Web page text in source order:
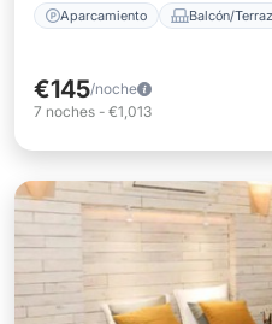
Aparcamiento Balcón/
€145/noche
7 noches - €1,013